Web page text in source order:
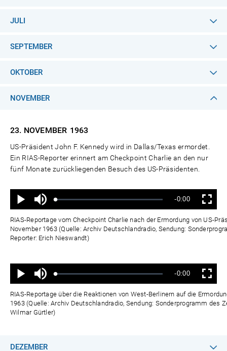
JULI
SEPTEMBER
OKTOBER
NOVEMBER
23. NOVEMBER 1963
US-Präsident John F. Kennedy wird in Dallas/Texas ermordet.
Ein RIAS-Reporter erinnert am Checkpoint Charlie an den nur
fünf Monate zurückliegenden Besuch des US-Präsidenten.
Wiedergabe
Ton
aus
Geladen:
Status:
Verbleibende
Zeit
-0:00 Vollbild
RIAS-Reportage vom Checkpoint Charlie nach der Ermordung von US-
November 1963 (Quelle: Archiv Deutschlandradio, Sendung:
Reporter: Erich Nieswandt)
Wiedergabe
Ton
aus
Geladen:
Status:
Verbleibende
Zeit
-0:00 Vollbild
RIAS-Reportage über die Reaktionen von West-Berlinern auf die
1963 (Quelle: Archiv Deutschlandradio, Sendung: Sonderprogramm des
Wilmar Gürtler)
DEZEMBER